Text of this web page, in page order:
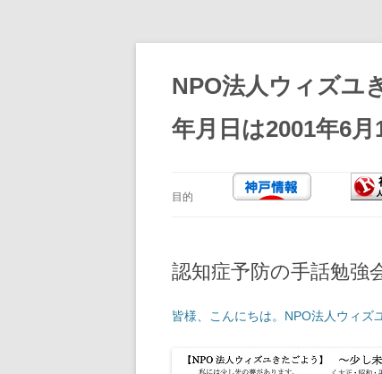
ン
ツ
ス
キ
NPO法人ウィズユ
年月日は2001年6月
目的
認知症予防の手話勉強
皆様、こんにちは。NPO法人ウィズ